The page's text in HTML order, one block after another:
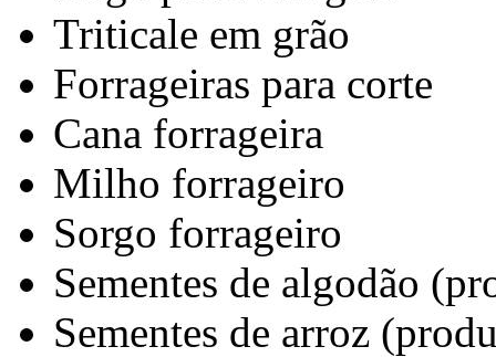
Triticale em grão
Forrageiras para corte
Cana forrageira
Milho forrageiro
Sorgo forrageiro
Sementes de algodão
Sementes de arroz